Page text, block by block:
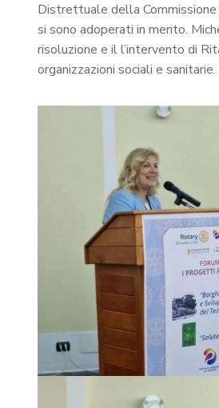
Distrettuale della
si sono adoperati in merito.
risoluzione e il l’intervento di
organizzazioni sociali e sanitarie.